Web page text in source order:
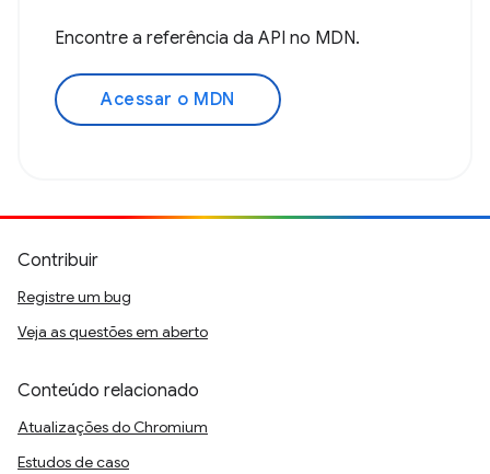
Encontre a referência da API no MDN.
Acessar o MDN
Contribuir
Registre um bug
Veja as questões em aberto
Conteúdo relacionado
Atualizações do Chromium
Estudos de caso